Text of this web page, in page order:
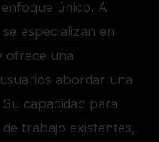
único. A
especializan en
ofrece una
abordar una
capacidad para
trabajo existentes,